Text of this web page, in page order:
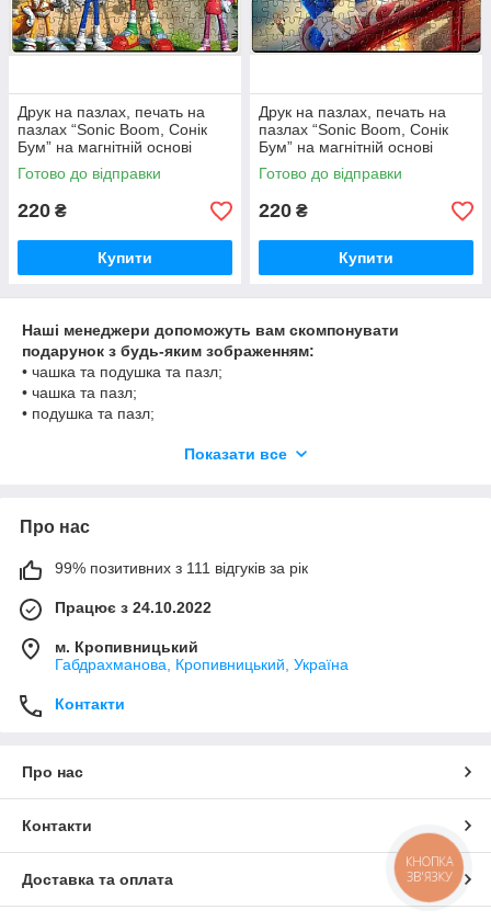
Друк на пазлах, печать на
пазлах “Sonic Boom, Сонік
Бум” на магнітній основі
290х200мм (А4) 16160
Готово до відправки
220 ₴
Купити
Друк на пазлах, печать на
пазлах “Sonic Boom, Сонік
Бум” на магнітній основі
290х200мм (А4) 16180
Готово до відправки
220 ₴
Купити
Наші менеджери допоможуть вам скомпонувати
подарунок з будь-яким зображенням:
• чашка та подушка та пазл;
• чашка та пазл;
• подушка та пазл;
• рюкзак та пазл…
Показати все
Про нас
99% позитивних з 111 відгуків за рік
Працює з 24.10.2022
м. Кропивницький
Габдрахманова, Кропивницький, Україна
Контакти
Про нас
Контакти
Доставка та оплата
КНОПКА
ЗВ'ЯЗКУ